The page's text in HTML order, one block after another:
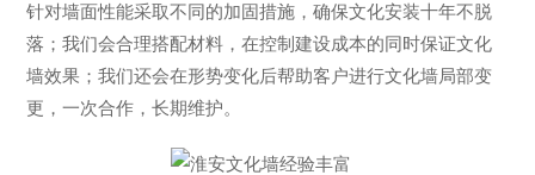
针对墙面性能采取不同的加固措施，确保文化安装十年不脱
落；我们会合理搭配材料，在控制建设成本的同时保证文化
墙效果；我们还会在形势变化后帮助客户进行文化墙局部变
更，一次合作，长期维护。